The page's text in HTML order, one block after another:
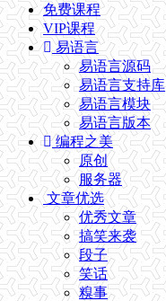
免费课程
VIP课程
易语言
易语言源码
易语言支持库
易语言模块
易语言版本
编程之美
原创
服务器
文章优选
优秀文章
搞笑来袭
段子
笑话
糗事